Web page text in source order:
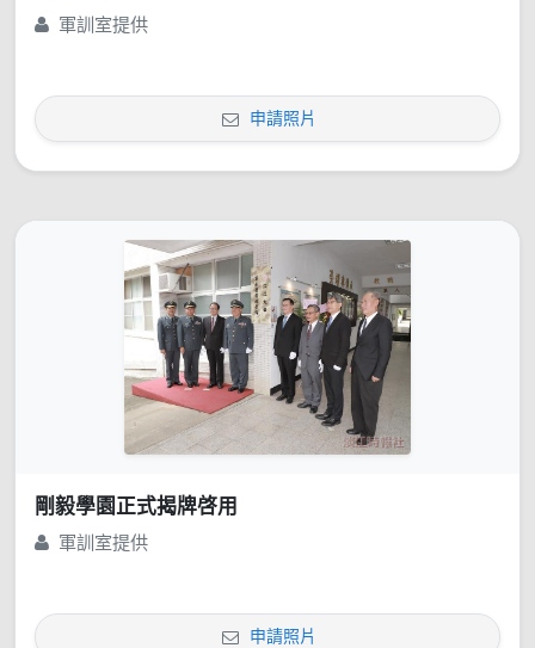
軍訓室提供
申請照片
剛毅學園正式揭牌啓用
軍訓室提供
申請照片